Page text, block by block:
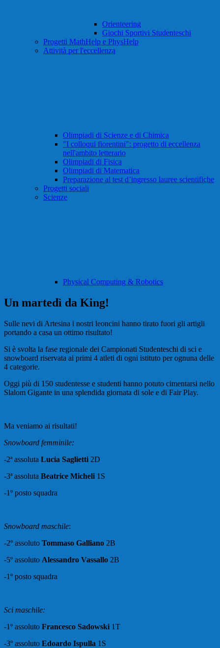
Orienteering
Giochi Sportivi Studenteschi
Progetti MathHelp e PhysHelp
Attività per l'eccellenza
Olimpiadi di Scienze e di Chimica
"I colloqui fiorentini": progetto di eccellenza
nell'ambito letterario
Olimpiadi di Fisica
Olimpiadi di Matematica
Preparazione al test d’ingresso lauree scientifiche
Progetti sociali
Scienze
Physical Computing & Robotics
Un martedì da King!
Sulle nevi di Artesina i nostri leoncini hanno tirato fuori gli artigli
portando a casa un ottimo risultato!
Si è svolta la fase regionale dei Campionati Studenteschi di sci e
snowboard riservata ai primi 4 atleti di ogni istituto per ognuna delle
4 categorie.
Oggi più di 150 studentesse e studenti hanno potuto cimentarsi nello
Slalom Gigante in una splendida giornata di sole e di Fair Play.
Ma veniamo ai risultati!
Snowboard femminile:
-2ª assoluta Lucia Saglietti 2D
-3ª assoluta Beatrice Micheli 1S
-1º posto squadra
Snowboard maschile:
-2º assoluto Tommaso Galliano 2B
-5º assoluto Alessandro Vassallo 2B
-1º posto squadra
Sci maschile:
-1º assoluto Francesco Sadowski 1T
-3º assoluto Edoardo Ispulla 1S